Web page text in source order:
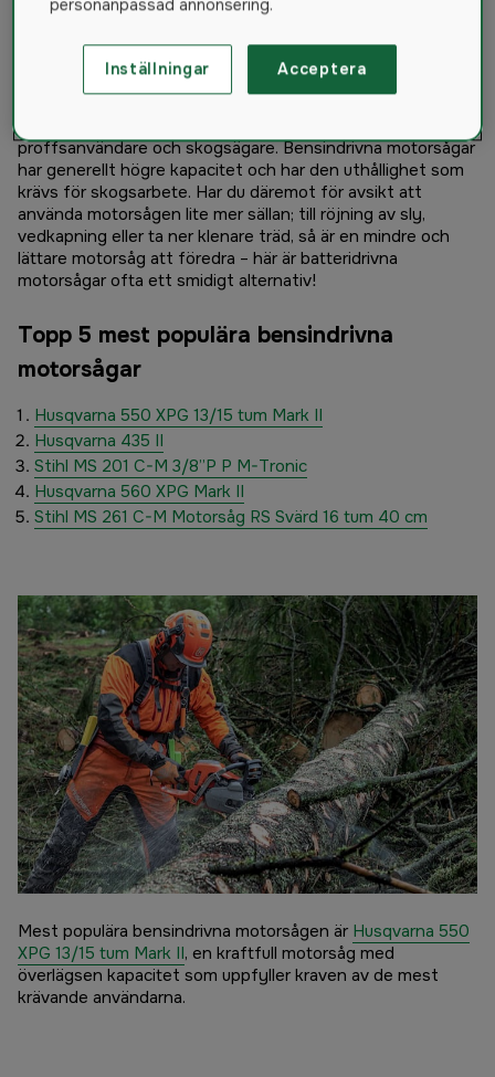
listar vi de motorsågar som är allra populärast bland våra
Bensindriven eller batteridriven motorsåg?
proffsanvändare och skogsägare. Bensindrivna motorsågar
har generellt högre kapacitet och har den uthållighet som
krävs för skogsarbete. Har du däremot för avsikt att
använda motorsågen lite mer sällan; till röjning av sly,
vedkapning eller ta ner klenare träd, så är en mindre och
lättare motorsåg att föredra – här är batteridrivna
motorsågar ofta ett smidigt alternativ!
Topp 5 mest populära bensindrivna
motorsågar
Husqvarna 550 XPG 13/15 tum Mark II
Husqvarna 435 II
Stihl MS 201 C-M 3/8”P P M-Tronic
Husqvarna 560 XPG Mark II
Stihl MS 261 C-M Motorsåg RS Svärd 16 tum 40 cm
Mest populära bensindrivna motorsågen är Husqvarna 550
XPG 13/15 tum Mark II, en kraftfull motorsåg med
överlägsen kapacitet som uppfyller kraven av de mest
krävande användarna.
personanpassad annonsering.
Inställningar Acceptera